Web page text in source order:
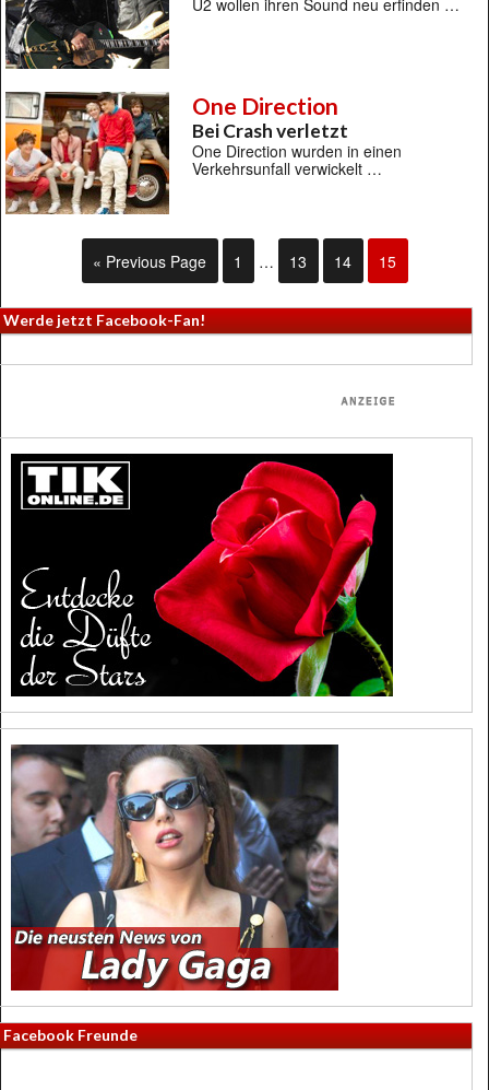
One Direction
Bei Crash verletzt
One Direction wurden in einen
Verkehrsunfall verwickelt …
« Previous Page 1 … 13 14 15
Werde jetzt Facebook-Fan!
Facebook Freunde